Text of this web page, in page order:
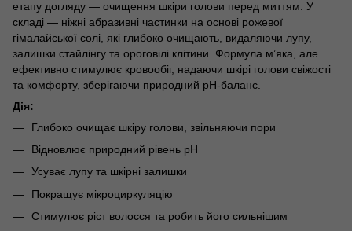
етапу догляду — очищення шкіри голови перед миттям. У
складі — ніжні абразивні частинки на основі рожевої
гімалайської солі, які глибоко очищають, видаляючи лупу,
залишки стайлінгу та ороговілі клітини. Формула м’яка, але
ефективно стимулює кровообіг, надаючи шкірі голови свіжості
та комфорту, зберігаючи природний pH-баланс.
Дія:
Глибоко очищає шкіру голови, звільняючи пори
Відновлює природний рівень pH
Усуває лупу та шкірні залишки
Покращує мікроциркуляцію
Стимулює ріст волосся та робить його сильнішим